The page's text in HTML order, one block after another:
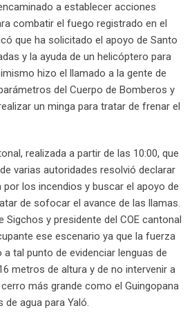
a establecer acciones
combatir el fuego registrado en el
que ha solicitado el apoyo de Santo
y la ayuda de un helicóptero para
hizo el llamado a la gente de
del Cuerpo de Bomberos y
un minga para tratar de frenar el
realizada a partir de las 10:00, que
varias autoridades resolvió declarar
por los incendios y buscar el apoyo de
de sofocar el avance de las llamas.
Sigchos y presidente del COE cantonal
ese escenario ya que la fuerza
tal punto de evidenciar lenguas de
metros de altura y de no intervenir a
más grande como el Guingopana
agua para Yaló.